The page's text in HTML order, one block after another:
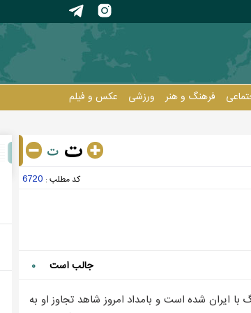
فرهنگ و هنر ورزشی عکس و فيلم
کد مطلب : 6720
جالب است ۰
ایران شده است و بامداد امروز شاهد تجاوز او به